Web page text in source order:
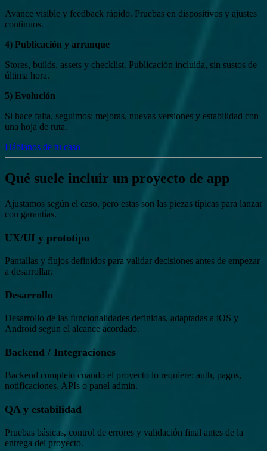
Avance visible y feedback rápido. Pruebas en dispositivos y ajustes
continuos.
4) Publicación y arranque
Stores, builds, assets y checklist. Publicación incluida, sin sustos de
última hora.
5) Evolución
Si hace falta, seguimos: mejoras, nuevas versiones y estabilidad con
una hoja de ruta.
Háblanos de tu caso
Qué suele incluir un proyecto de app
Ajustamos según el caso, pero estas son las piezas típicas para lanzar
con garantías.
UX/UI y prototipo
Pantallas y flujos definidos para validar decisiones antes de empezar
a desarrollar.
Desarrollo
Desarrollo de las funcionalidades definidas, adaptadas a iOS y
Android según el alcance acordado.
Backend / Integraciones
Backend completo cuando el proyecto lo requiere: auth, pagos,
notificaciones, APIs o panel admin.
QA y estabilidad
Pruebas básicas, control de errores y validación final antes de la
entrega del proyecto.